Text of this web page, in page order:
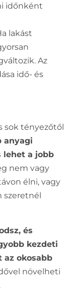
időnként
lakást
Az
idő- és
sok tényezőtől
anyagi
lehet a jobb
nem vagy
élni, vagy
szeretnél
és
kezdeti
az okosabb
növelheti